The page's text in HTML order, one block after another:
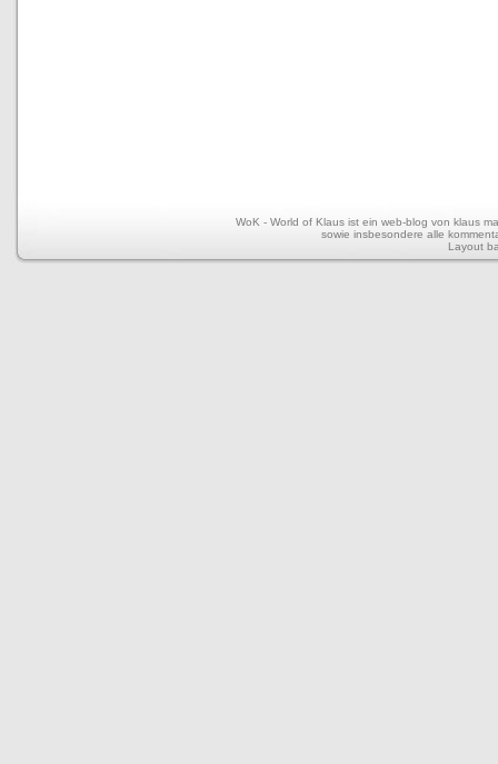
WoK - World of Klaus ist ein web-blog von klaus
sowie insbesondere alle
Layout